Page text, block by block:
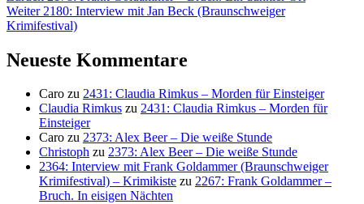
Beitrag:
Weiter Nächster
Beitrag:
2180: Interview mit Jan Beck (Braunschweiger
Krimifestival)
Neueste Kommentare
Caro zu 2431: Claudia Rimkus – Morden für Einsteiger
Claudia Rimkus zu 2431: Claudia Rimkus – Morden für
Einsteiger
Caro zu 2373: Alex Beer – Die weiße Stunde
Christoph zu 2373: Alex Beer – Die weiße Stunde
2364: Interview mit Frank Goldammer (Braunschweiger
Krimifestival) – Krimikiste zu 2267: Frank Goldammer –
Bruch. In eisigen Nächten